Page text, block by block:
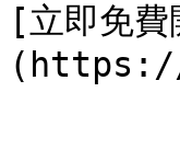
[立即免費